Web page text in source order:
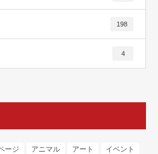
198
4
ージ アニマル アート
イベント